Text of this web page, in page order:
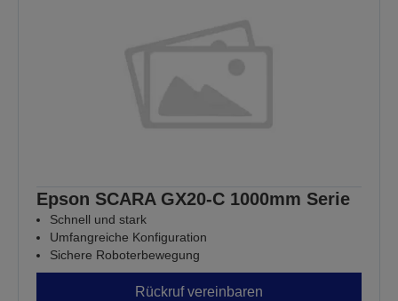
Epson SCARA GX20-C 1000mm Serie
Schnell und stark
Umfangreiche Konfiguration
Sichere Roboterbewegung
Rückruf vereinbaren